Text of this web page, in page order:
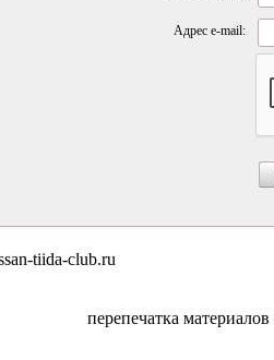
Адрес e-mail:
tiida-club.ru
перепечатка